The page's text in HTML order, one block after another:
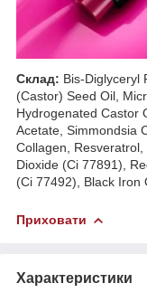
Склад: Bis-Diglyceryl
(Castor) Seed Oil,
Hydrogenated Castor
Acetate, Simmondsia
Collagen,
Dioxide (Ci 77891),
(Ci 77492), Black Iron
Приховати
Характеристики